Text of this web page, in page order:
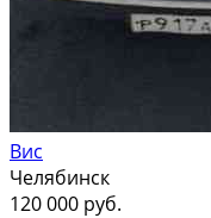
Вис
Челябинск
120 000 руб.